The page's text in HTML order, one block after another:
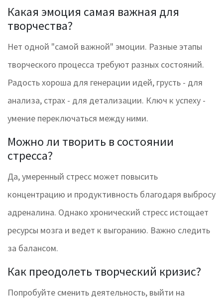
Какая эмоция самая важная для
творчества?
Нет одной "самой важной" эмоции. Разные этапы
творческого процесса требуют разных состояний.
Радость хороша для генерации идей, грусть - для
анализа, страх - для детализации. Ключ к успеху -
умение переключаться между ними.
Можно ли творить в состоянии
стресса?
Да, умеренный стресс может повысить
концентрацию и продуктивность благодаря выбросу
адреналина. Однако хронический стресс истощает
ресурсы мозга и ведет к выгоранию. Важно следить
за балансом.
Как преодолеть творческий кризис?
Попробуйте сменить деятельность, выйти на